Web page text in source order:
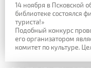
14 ноября в Псковской
библиотеке состоялся
туриста!»
Подобный конкурс
его организатором
комитет по культуре.